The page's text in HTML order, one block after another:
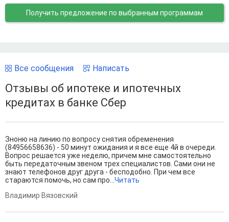
Получить предложение по выбранным программам
Все сообщения Написать
Отзывы об ипотеке и ипотечных
кредитах в банке Сбер
Зноню на линию по вопросу снятия обременения
(84956658636) - 50 минут ожидания и я все еще 4й в очереди.
Вопрос решается уже неделю, причем мне самостоятельно
быть передаточным звеном трех специалистов. Сами они не
знают телефонов друг друга - бесподобно. При чем все
стараются помочь, но сам про...Читать
Владимир Вязовский